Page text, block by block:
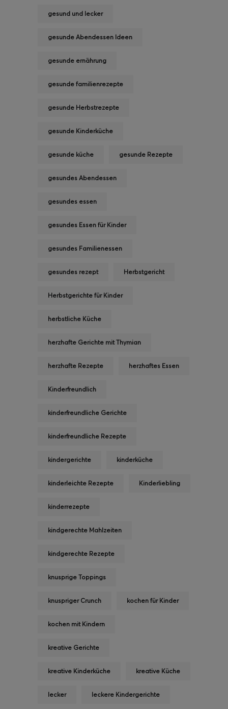
gesund und lecker
gesunde Abendessen Ideen
gesunde ernährung
gesunde familienrezepte
gesunde Herbstrezepte
gesunde Kinderküche
gesunde küche gesunde Rezepte
gesundes Abendessen
gesundes essen
gesundes Essen für Kinder
gesundes Familienessen
gesundes rezept Herbstgericht
Herbstgerichte für Kinder
herbstliche Küche
herzhafte Gerichte mit Thymian
herzhafte Rezepte herzhaftes Essen
Kinderfreundlich
kinderfreundliche Gerichte
kinderfreundliche Rezepte
kindergerichte kinderküche
kinderleichte Rezepte Kinderliebling
kinderrezepte
kindgerechte Mahlzeiten
kindgerechte Rezepte
knusprige Toppings
knuspriger Crunch kochen für Kinder
kochen mit Kindern
kreative Gerichte
kreative Kinderküche kreative Küche
lecker leckere Kindergerichte